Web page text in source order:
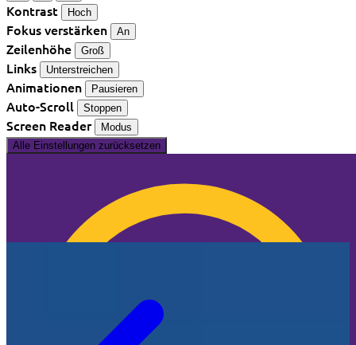
Kontrast Hoch
Fokus verstärken An
Zeilenhöhe Groß
Links Unterstreichen
Animationen Pausieren
Auto-Scroll Stoppen
Screen Reader
Modus
Alle Einstellungen zurücksetzen
🍪 Cookie-Info